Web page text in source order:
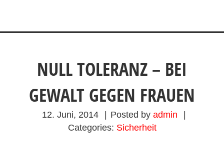
NULL TOLERANZ – BEI
GEWALT GEGEN FRAUEN
12. Juni, 2014 Posted by admin
Categories: Sicherheit